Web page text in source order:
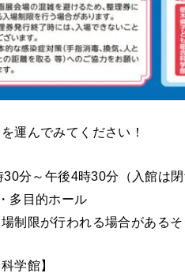
運んでみてください！
分～午後4時30分（入館は閉
多目的ホール
制限が行われる場合があるそ
学館】